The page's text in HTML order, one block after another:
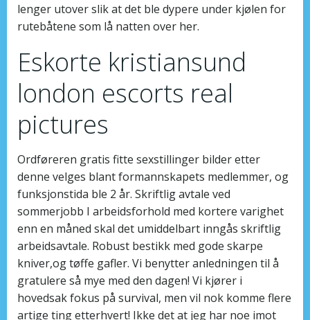
lenger utover slik at det ble dypere under kjølen for
rutebåtene som lå natten over her.
Eskorte kristiansund
london escorts real
pictures
Ordføreren gratis fitte sexstillinger bilder etter
denne velges blant formannskapets medlemmer, og
funksjonstida ble 2 år. Skriftlig avtale ved
sommerjobb I arbeidsforhold med kortere varighet
enn en måned skal det umiddelbart inngås skriftlig
arbeidsavtale. Robust bestikk med gode skarpe
kniver,og tøffe gafler. Vi benytter anledningen til å
gratulere så mye med den dagen! Vi kjører i
hovedsak fokus på survival, men vil nok komme flere
artige ting etterhvert! Ikke det at jeg har noe imot